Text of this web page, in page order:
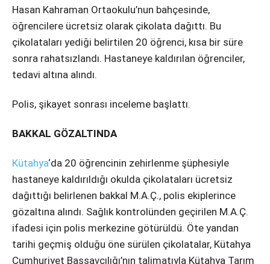
Hasan Kahraman Ortaokulu’nun bahçesinde,
öğrencilere ücretsiz olarak çikolata dağıttı. Bu
çikolataları yediği belirtilen 20 öğrenci, kısa bir süre
sonra rahatsızlandı. Hastaneye kaldırılan öğrenciler,
tedavi altına alındı.
Polis, şikayet sonrası inceleme başlattı.
BAKKAL GÖZALTINDA
Kütahya‘da 20 öğrencinin zehirlenme şüphesiyle
hastaneye kaldırıldığı okulda çikolataları ücretsiz
dağıttığı belirlenen bakkal M.A.Ç., polis ekiplerince
gözaltına alındı. Sağlık kontrolünden geçirilen M.A.Ç.
ifadesi için polis merkezine götürüldü. Öte yandan
tarihi geçmiş olduğu öne sürülen çikolatalar, Kütahya
Cumhuriyet Başsavcılığı’nın talimatıyla Kütahya Tarım